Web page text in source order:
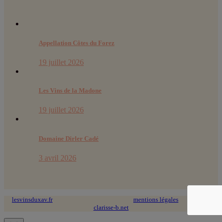
Appellation Côtes du Forez
19 juillet 2026
Les Vins de la Madone
19 juillet 2026
Domaine Dirler Cadé
3 avril 2026
lesvinsduxav.fr© 2024 tous droits réservés ~ mentions légales
clarisse-b.net